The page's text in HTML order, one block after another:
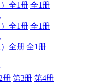
）全1册 全1册
）全1册 全1册
）全册 全1册
册 第3册 第4册